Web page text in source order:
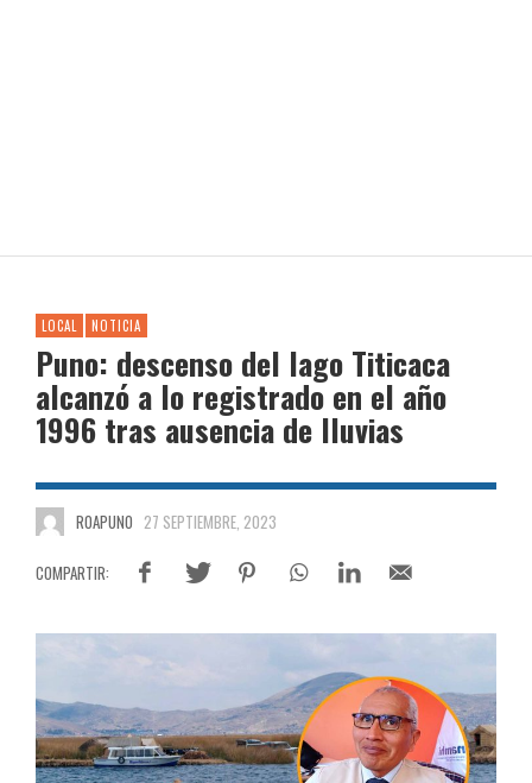
LOCAL NOTICIA
Puno: descenso del lago Titicaca
alcanzó a lo registrado en el año
1996 tras ausencia de lluvias
ROAPUNO 27 SEPTIEMBRE, 2023